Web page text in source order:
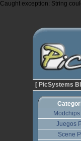
Caught exception: String
[ PicSystems
Modchips
Juegos
Scene